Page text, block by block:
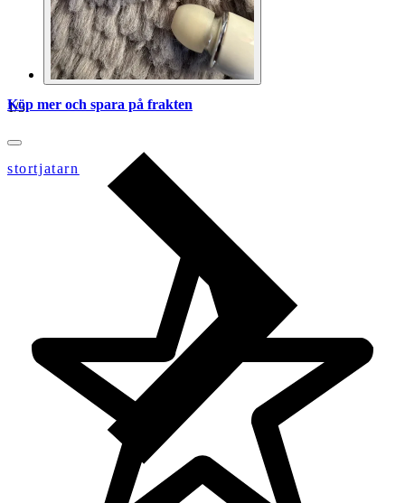
1/3
stortjatarn
Köp mer och spara på frakten